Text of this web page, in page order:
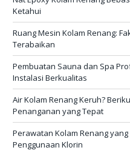
Ketahui
Ruang Mesin Kolam Renang:
Terabaikan
Pembuatan Sauna dan Spa
Instalasi Berkualitas
Air Kolam Renang Keruh?
Penanganan yang Tepat
Perawatan Kolam Renang
Penggunaan Klorin